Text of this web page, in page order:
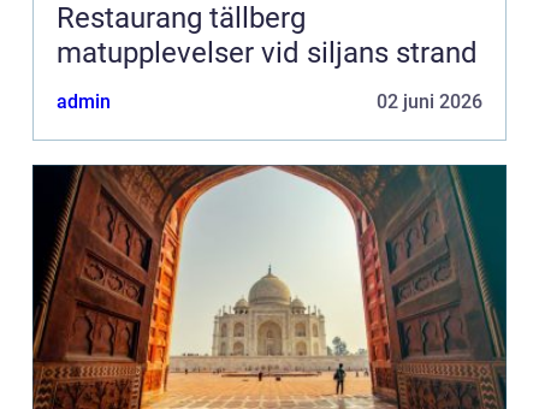
Restaurang tällberg
matupplevelser vid siljans strand
admin 02 juni 2026